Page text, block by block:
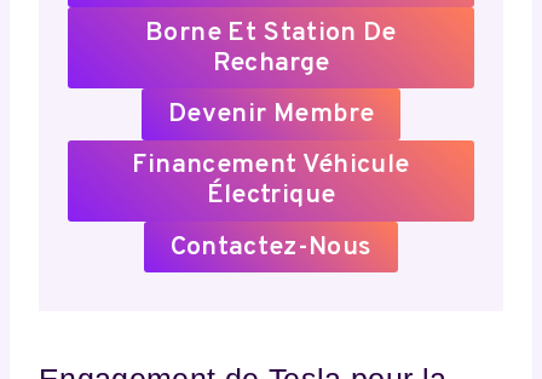
Borne Et Station De
Recharge
Devenir Membre
Financement Véhicule
Électrique
Contactez-Nous